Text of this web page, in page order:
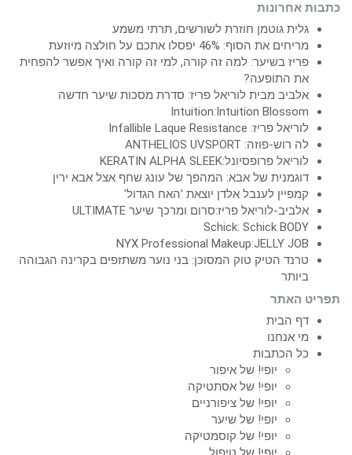
כתבות אחרונות
גלית גוטמן חוזרת לשורשים, תרתי משמע
מריחים את הסוף: 46% יפסלו אתכם על חולצה מיוזעת
פריז בשיער: למה זה קורה, למי זה קורה ואיך אפשר להפחית
את התופעה?
אלביב מבית לוריאל פריז: סדרת מסכות שיער חדשה
Intuition:Intuition Blossom
לוריאל פריז: Infallible Laque Resistance
לה רוש-פוזה: ANTHELIOS UVSPORT
לוריאל פרופסיונל:KERATIN ALPHA SLEEK
דוגמנית של אבא: המהפך של עונג שחף אצל אבא ירין
קמפיין לענבל אלדן יוצאת 'האח הגדול'
אלביב-לוריאל פריז:סרום ומרכך שיער ULTIMATE
Schick: Schick BODY
NYX Professional Makeup:JELLY JOB
טרנד הטיק טוק המסוכן: בני נוער משתזפים בקרינה הגבוהה
ביותר
תפריט האתר
דף הבית
מי אנחנו
כל הכתבות
יופי! של איפור
יופי! של אסתטיקה
יופי! של ציפורניים
יופי! של שיער
יופי! של קוסמטיקה